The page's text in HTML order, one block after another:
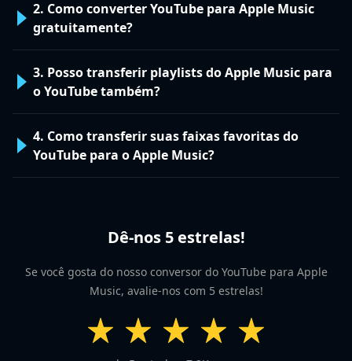
2. Como converter YouTube para Apple Music
gratuitamente?
3. Posso transferir playlists do Apple Music para
o YouTube também?
4. Como transferir suas faixas favoritas do
YouTube para o Apple Music?
Dê-nos 5 estrelas!
Se você gosta do nosso conversor do YouTube para Apple
Music, avalie-nos com 5 estrelas!